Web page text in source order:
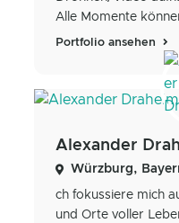
Alle Momente
Portfolio ansehen
Alexander
Würzburg,
ch fokussiere mich
und Orte voller